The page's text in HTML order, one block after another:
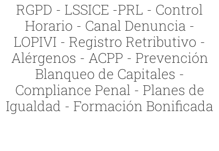
RGPD - LSSICE -PRL - Control
Horario - Canal Denuncia -
LOPIVI - Registro Retributivo -
Alérgenos - ACPP - Prevención
Blanqueo de Capitales -
Compliance Penal - Planes de
Igualdad - Formación Bonificada